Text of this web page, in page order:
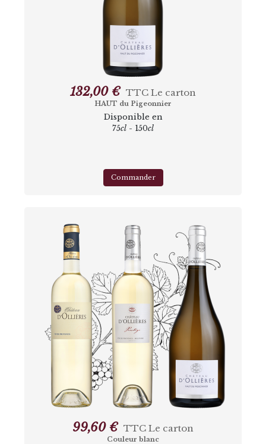
132,00 € TTC Le carton
HAUT du Pigeonnier
Disponible en
75cl - 150cl
Commander
99,60 € TTC Le carton
Couleur blanc